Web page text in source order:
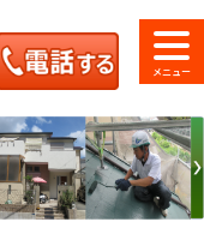
ショールーム
のご紹介